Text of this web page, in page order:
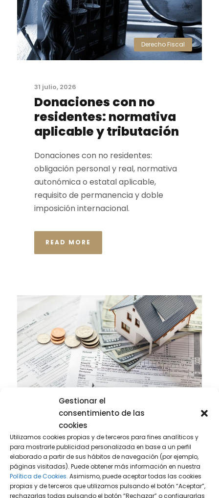
Gestionar el
consentimiento de las
cookies
Utilizamos cookies propias y de terceros para fines analíticos y
para mostrarle publicidad personalizada en base a un perfil
elaborado a partir de sus hábitos de navegación (por ejemplo,
páginas visitadas). Puede obtener más información en nuestra
Política de Cookies. Asimismo, puede aceptar todas las cookies
propias y de terceros que utilizamos pulsando el botón “Aceptar”,
rechazarlas todas pulsando el botón “Rechazar” o configurarlas
Derecho Fiscal
31 julio, 2026
Donaciones con no
residentes: normativa
aplicable y tributación
Donaciones con no residentes:
obligación personal y real, normativa
autonómica o estatal aplicable,
requisito de permanencia y doble
imposición internacional.
READ MORE
31 julio, 2026
Sociedad patrimonial o
tenencia directa de
inmuebles